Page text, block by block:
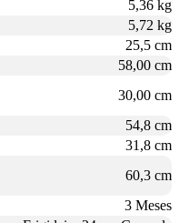
5,36 kg
5,72 kg
25,5 cm
58,00 cm
30,00 cm
54,8 cm
31,8 cm
60,3 cm
3 Meses